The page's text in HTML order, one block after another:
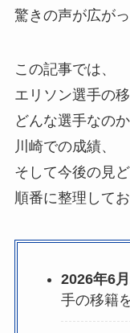
驚きの声が広がっ
この記事では、
エリソン選手の
どんな選手なのか
川崎での成績、
そして今後の見
順番に整理して
2026年6
手の移籍